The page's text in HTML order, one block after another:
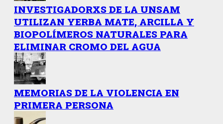
INVESTIGADORXS DE LA UNSAM
UTILIZAN YERBA MATE, ARCILLA Y
BIOPOLÍMEROS NATURALES PARA
ELIMINAR CROMO DEL AGUA
MEMORIAS DE LA VIOLENCIA EN
PRIMERA PERSONA